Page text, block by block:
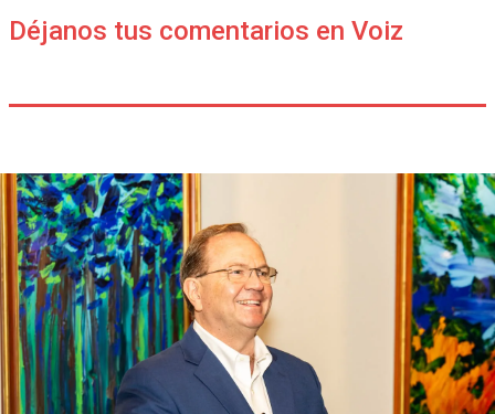
Déjanos tus comentarios en Voiz